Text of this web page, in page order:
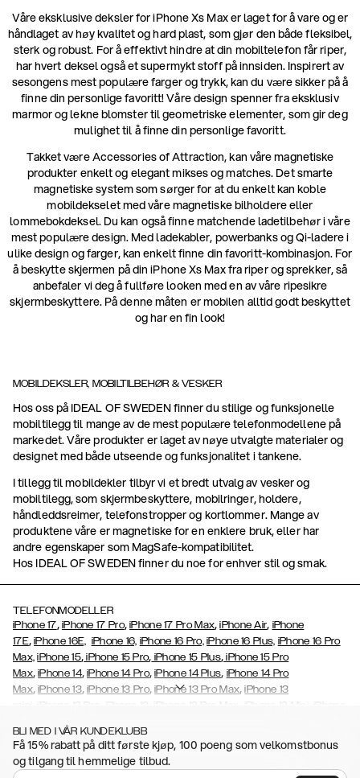
Våre eksklusive deksler for iPhone Xs Max er laget for å vare og er
håndlaget av høy kvalitet og hard plast, som gjør den både fleksibel,
sterk og robust. For å effektivt hindre at din mobiltelefon får riper,
har hvert deksel også et supermykt stoff på innsiden. Inspirert av
sesongens mest populære farger og trykk, kan du være sikker på å
finne din personlige favoritt! Våre design spenner fra eksklusiv
marmor og lekne blomster til geometriske elementer, som gir deg
mulighet til å finne din personlige favoritt.
Takket være Accessories of Attraction, kan våre magnetiske
produkter enkelt og elegant mikses og matches. Det smarte
magnetiske system som sørger for at du enkelt kan koble
mobildekselet med våre magnetiske bilholdere eller
lommebokdeksel. Du kan også finne matchende ladetilbehør i våre
mest populære design. Med ladekabler, powerbanks og Qi-ladere i
ulike design og farger, kan enkelt finne din favoritt-kombinasjon. For
å beskytte skjermen på din iPhone Xs Max fra riper og sprekker, så
anbefaler vi deg å fullføre looken med en av våre ripesikre
skjermbeskyttere. På denne måten er mobilen alltid godt beskyttet
og har en fin look!
MOBILDEKSLER, MOBILTILBEHØR & VESKER
Hos oss på IDEAL OF SWEDEN finner du stilige og funksjonelle
mobiltilegg til mange av de mest populære telefonmodellene på
markedet. Våre produkter er laget av nøye utvalgte materialer og
designet med både utseende og funksjonalitet i tankene.
I tillegg til mobildekler tilbyr vi et bredt utvalg av vesker og
mobiltilegg, som skjermbeskyttere, mobilringer, holdere,
håndleddsreimer, telefonstropper og kortlommer. Mange av
produktene våre er magnetiske for en enklere bruk, eller har
andre egenskaper som MagSafe-kompatibilitet.
Hos IDEAL OF SWEDEN finner du noe for enhver stil og smak.
TELEFONMODELLER
iPhone 17, iPhone 17 Pro,iPhone 17 Pro Max,iPhone Air, iPhone
17E,iPhone 16E, iPhone 16, iPhone 16 Pro, iPhone 16 Plus, iPhone 16 Pro
Max, iPhone 15, iPhone 15 Pro, iPhone 15 Plus, iPhone 15 Pro
Max,iPhone 14,iPhone 14 Pro,iPhone 14 Plus, iPhone 14 Pro
Max,iPhone 13,iPhone 13 Pro,iPhone 13 Pro Max,iPhone 13
iPhone 12 Pro iPhone 12 iPhone 12 Pro Max iPhone 12 Mini
iPhone
XR ,iPhone X,iPhone SE (2020)
, iPhone 6/6s , iPhone 6/6s Plus ,iPhone 5/5s/SE ,
S26, Galaxy S26+,Galaxy S26 Ultra,Samsung Galaxy S25,Galaxy
BLI MED I VÅR KUNDEKLUBB
Få 15% rabatt på ditt første kjøp, 100 poeng som velkomstbonus
og tilgang til hemmelige tilbud.